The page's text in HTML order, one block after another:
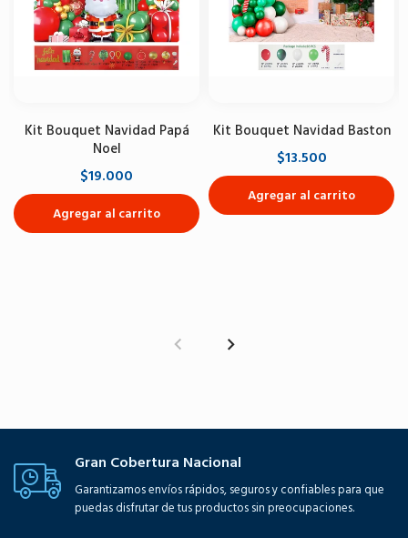
Kit Bouquet Navidad Papá
Noel
$19.000
Agregar al carrito
Kit Bouquet Navidad Baston
$13.500
Agregar al carrito
Gran Cobertura Nacional
Garantizamos envíos rápidos, seguros y confiables para que
puedas disfrutar de tus productos sin preocupaciones.